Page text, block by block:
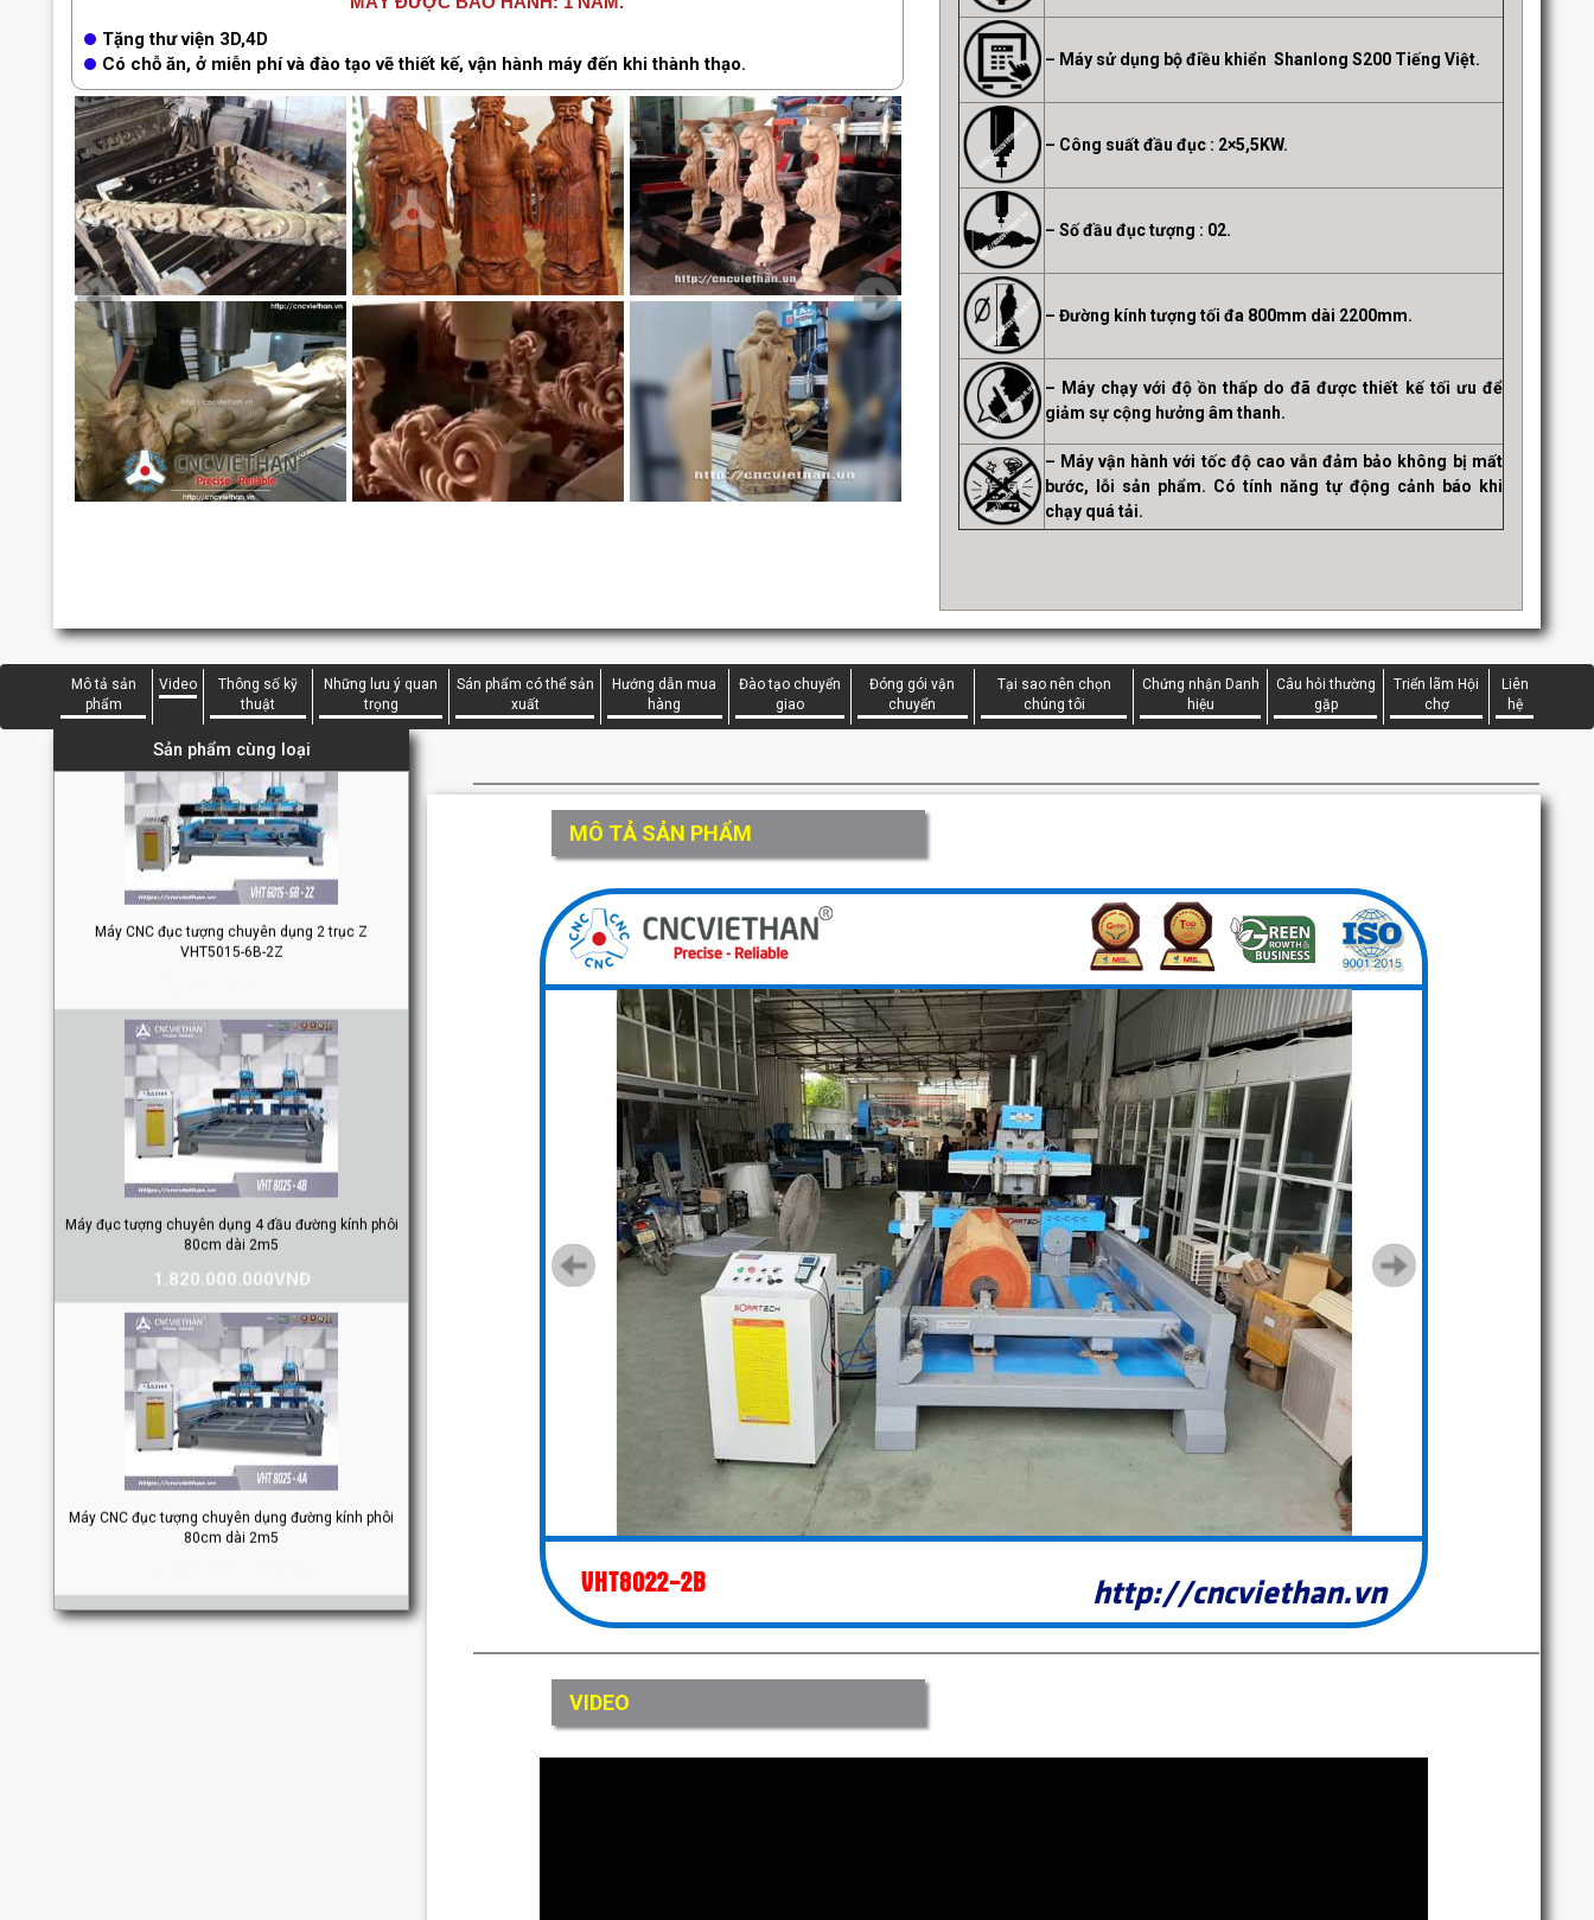
Tặng thư viện 3D,4D
Có chỗ ăn, ở miễn phí và đào tạo vẽ thiết kế, vận hành máy đến khi thành thạo.
– Máy sử dụng bộ điều khiển Shanlong S200 Tiếng Việt.
– Công suất đầu đục : 2×5,5KW.
– Số đầu đục tượng : 02.
– Đường kính tượng tối đa 800mm dài 2200mm.
– Máy chạy với độ ồn thấp do đã được thiết kế tối ưu để
giảm sự cộng hưởng âm thanh.
– Máy vận hành với tốc độ cao vẫn đảm bảo không bị mất
bước, lỗi sản phẩm. Có tính năng tự động cảnh báo khi
chạy quá tải.
Mô tả sản
phẩm
Video
Thông số kỹ
thuật
Những lưu ý quan
trọng
Sán phẩm có thể sản
xuất
Hướng dẫn mua
hàng
Đào tạo chuyển
giao
Đóng gói vận
chuyển
Tại sao nên chọn
chúng tôi
Chứng nhận Danh
hiệu
Câu hỏi thường
gặp
Triển lãm Hội
chợ
Liên
hệ
Sản phẩm cùng loại
Máy đục tượng chuyên dụng VHT6022-2A-1Z
520.000.000VNĐ
Máy CNC đục tượng chuyên dụng VHT6018-2A-1Z
500.000.000VNĐ
Máy CNC đục tượng chuyên dụng 2 trục Z
VHT5015-6B-2Z
520.000.000VNĐ
Máy đục tượng chuyên dụng 4 đầu đường kính phôi
80cm dài 2m5
1.820.000.000VNĐ
Máy CNC đục tượng chuyên dụng đường kính phôi
80cm dài 2m5
1.920.000.000VNĐ
MÔ TẢ SẢN PHẨM
http://cncviethan.vn
VHT8022-2B
VIDEO